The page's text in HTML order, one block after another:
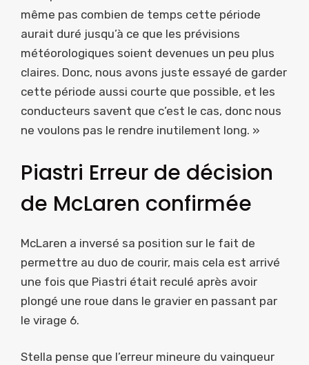
même pas combien de temps cette période
aurait duré jusqu’à ce que les prévisions
météorologiques soient devenues un peu plus
claires. Donc, nous avons juste essayé de garder
cette période aussi courte que possible, et les
conducteurs savent que c’est le cas, donc nous
ne voulons pas le rendre inutilement long. »
Piastri Erreur de décision
de McLaren confirmée
McLaren a inversé sa position sur le fait de
permettre au duo de courir, mais cela est arrivé
une fois que Piastri était reculé après avoir
plongé une roue dans le gravier en passant par
le virage 6.
Stella pense que l’erreur mineure du vainqueur